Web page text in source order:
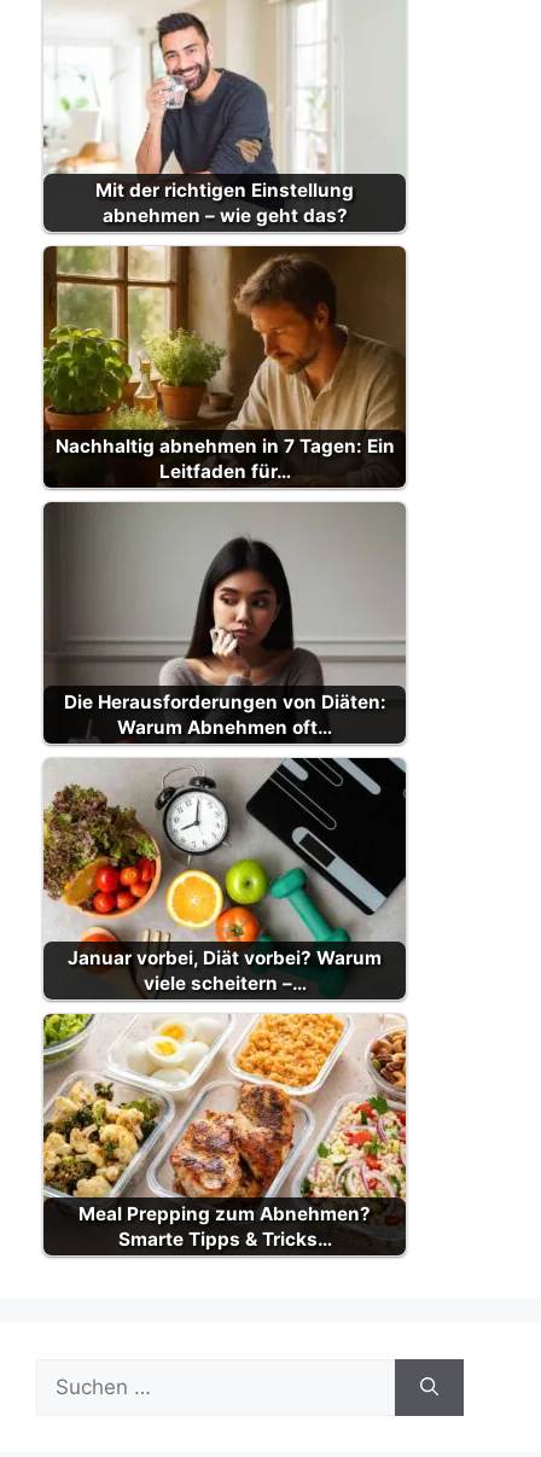
Mit der richtigen Einstellung
abnehmen – wie geht das?
Nachhaltig abnehmen in 7 Tagen: Ein
Leitfaden für…
Die Herausforderungen von Diäten:
Warum Abnehmen oft…
Januar vorbei, Diät vorbei? Warum
viele scheitern –…
Meal Prepping zum Abnehmen?
Smarte Tipps & Tricks…
Suche
nach: